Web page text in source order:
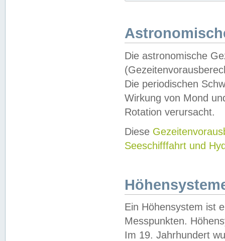
Die astronomische
Die periodischen
Wirkung von Mond
Rotation verursacht.
Diese
Seeschifffahrt und
Ein Höhensystem ist
Messpunkten.
Im 19. Jahrhundert